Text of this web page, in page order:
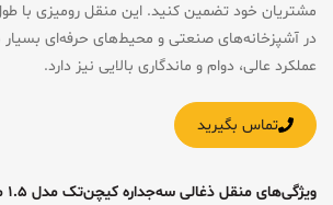
در آشپزخانه‌های صنعتی و محیط‌های حرفه‌ای بسیار
عملکرد عالی، دوام و ماندگاری بالایی نیز دارد.
تماس بگیرید
ویژگی‌های منقل ذغالی سه‌جداره کیچن‌تک مدل ۱.۵ متری